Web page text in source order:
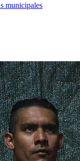
municipales